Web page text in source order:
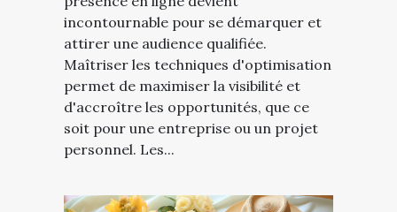
incontournable pour se démarquer et
attirer une audience qualifiée.
Maîtriser les techniques d'optimisation
permet de maximiser la visibilité et
d'accroître les opportunités, que ce
soit pour une entreprise ou un projet
personnel. Les...